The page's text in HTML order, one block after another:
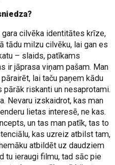
cilvēka identitātes krīze,
tādu milzu cilvēku, lai gan es
– slaids, patīkams
ir jāprasa viņam pašam. Man
lai taču paņem kādu
riskanti un nesaprotami.
Nevaru izskaidrot, kas man
lietas interesē, ne kas.
un tas man patīk, tas to
kas uzreiz atbilst tam,
atbildēt uz daudziem
tu ieraugi filmu, tad sāc pie